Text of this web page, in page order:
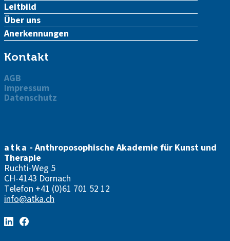
Leitbild
Über uns
Anerkennungen
Kontakt
AGB
Impressum
Datenschutz
atka - Anthroposophische Akademie für Kunst und
Therapie
Ruchti-Weg 5
CH-4143 Dornach
Telefon +41 (0)61 701 52 12
info@atka.ch